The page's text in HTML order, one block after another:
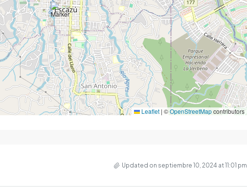
Leaflet | ©OpenStreetMapcontributors
Updated on septiembre 10, 2024 at 11:01 pm